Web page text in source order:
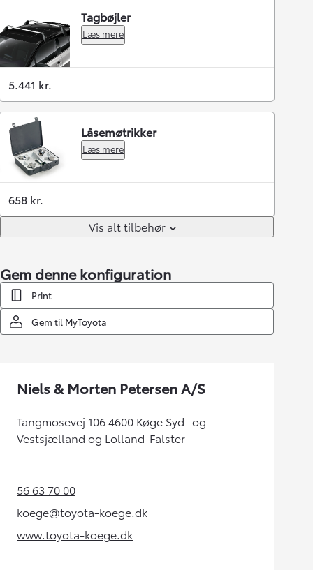
Tagbøjler
Læs mere
5.441 kr.
Låsemøtrikker
Læs mere
658 kr.
Vis alt tilbehør
Gem denne konfiguration
Print
Gem til MyToyota
Niels & Morten Petersen A/S
Tangmosevej 106 4600 Køge Syd- og
Vestsjælland og Lolland-Falster
56 63 70 00(Opens in new tab)
koege@toyota-koege.dk
(Opens in new tab)
www.toyota-koege.dk
(Opens in new tab)